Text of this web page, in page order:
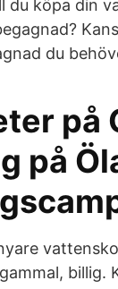
du köpa din
du
på
på
billig.